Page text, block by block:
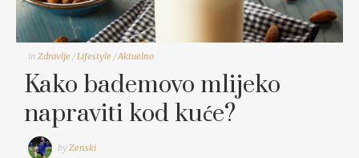
in Zdravlje/Lifestyle/Aktuelno
Kako bademovo mlijeko
napraviti kod kuće?
byZenski